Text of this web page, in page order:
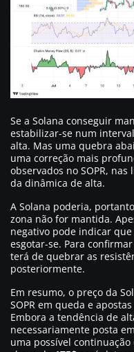
Se a Solana conseguir
estabilizar-se num
alta. Mas uma quebra
uma correção mais
observados no SOPR,
da dinâmica de alta.
A Solana poderia,
zona não for mantida.
negativo pode indicar
esgotar-se. Para
terá de quebrar as
posteriormente.
Em resumo, o preço da
SOPR em queda e
Embora a tendência de
necessariamente posta
uma possível